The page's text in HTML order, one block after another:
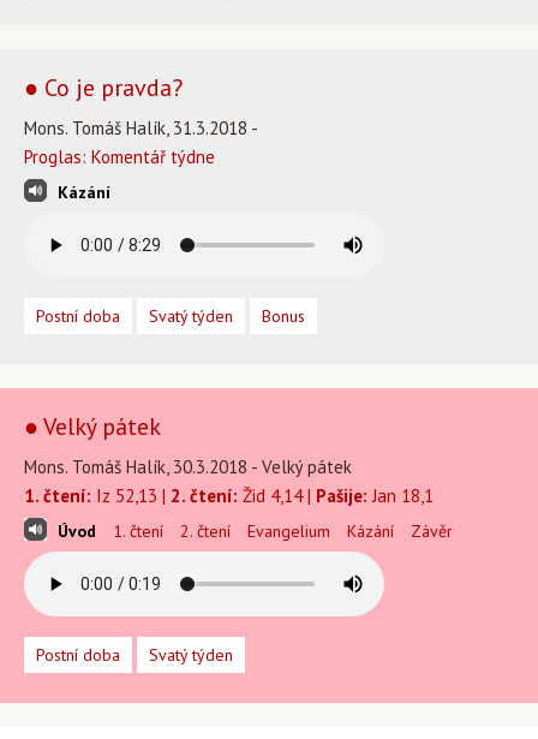
● Co je pravda?
Mons. Tomáš Halík, 31.3.2018 -
Proglas: Komentář týdne
Kázání
Postní doba Svatý týden Bonus
● Velký pátek
Mons. Tomáš Halík, 30.3.2018 - Velký pátek
1. čtení: Iz 52,13 | 2. čtení: Žid 4,14 | Pašije: Jan 18,1
Úvod 1. čtení 2. čtení Evangelium Kázání Závěr
Postní doba Svatý týden